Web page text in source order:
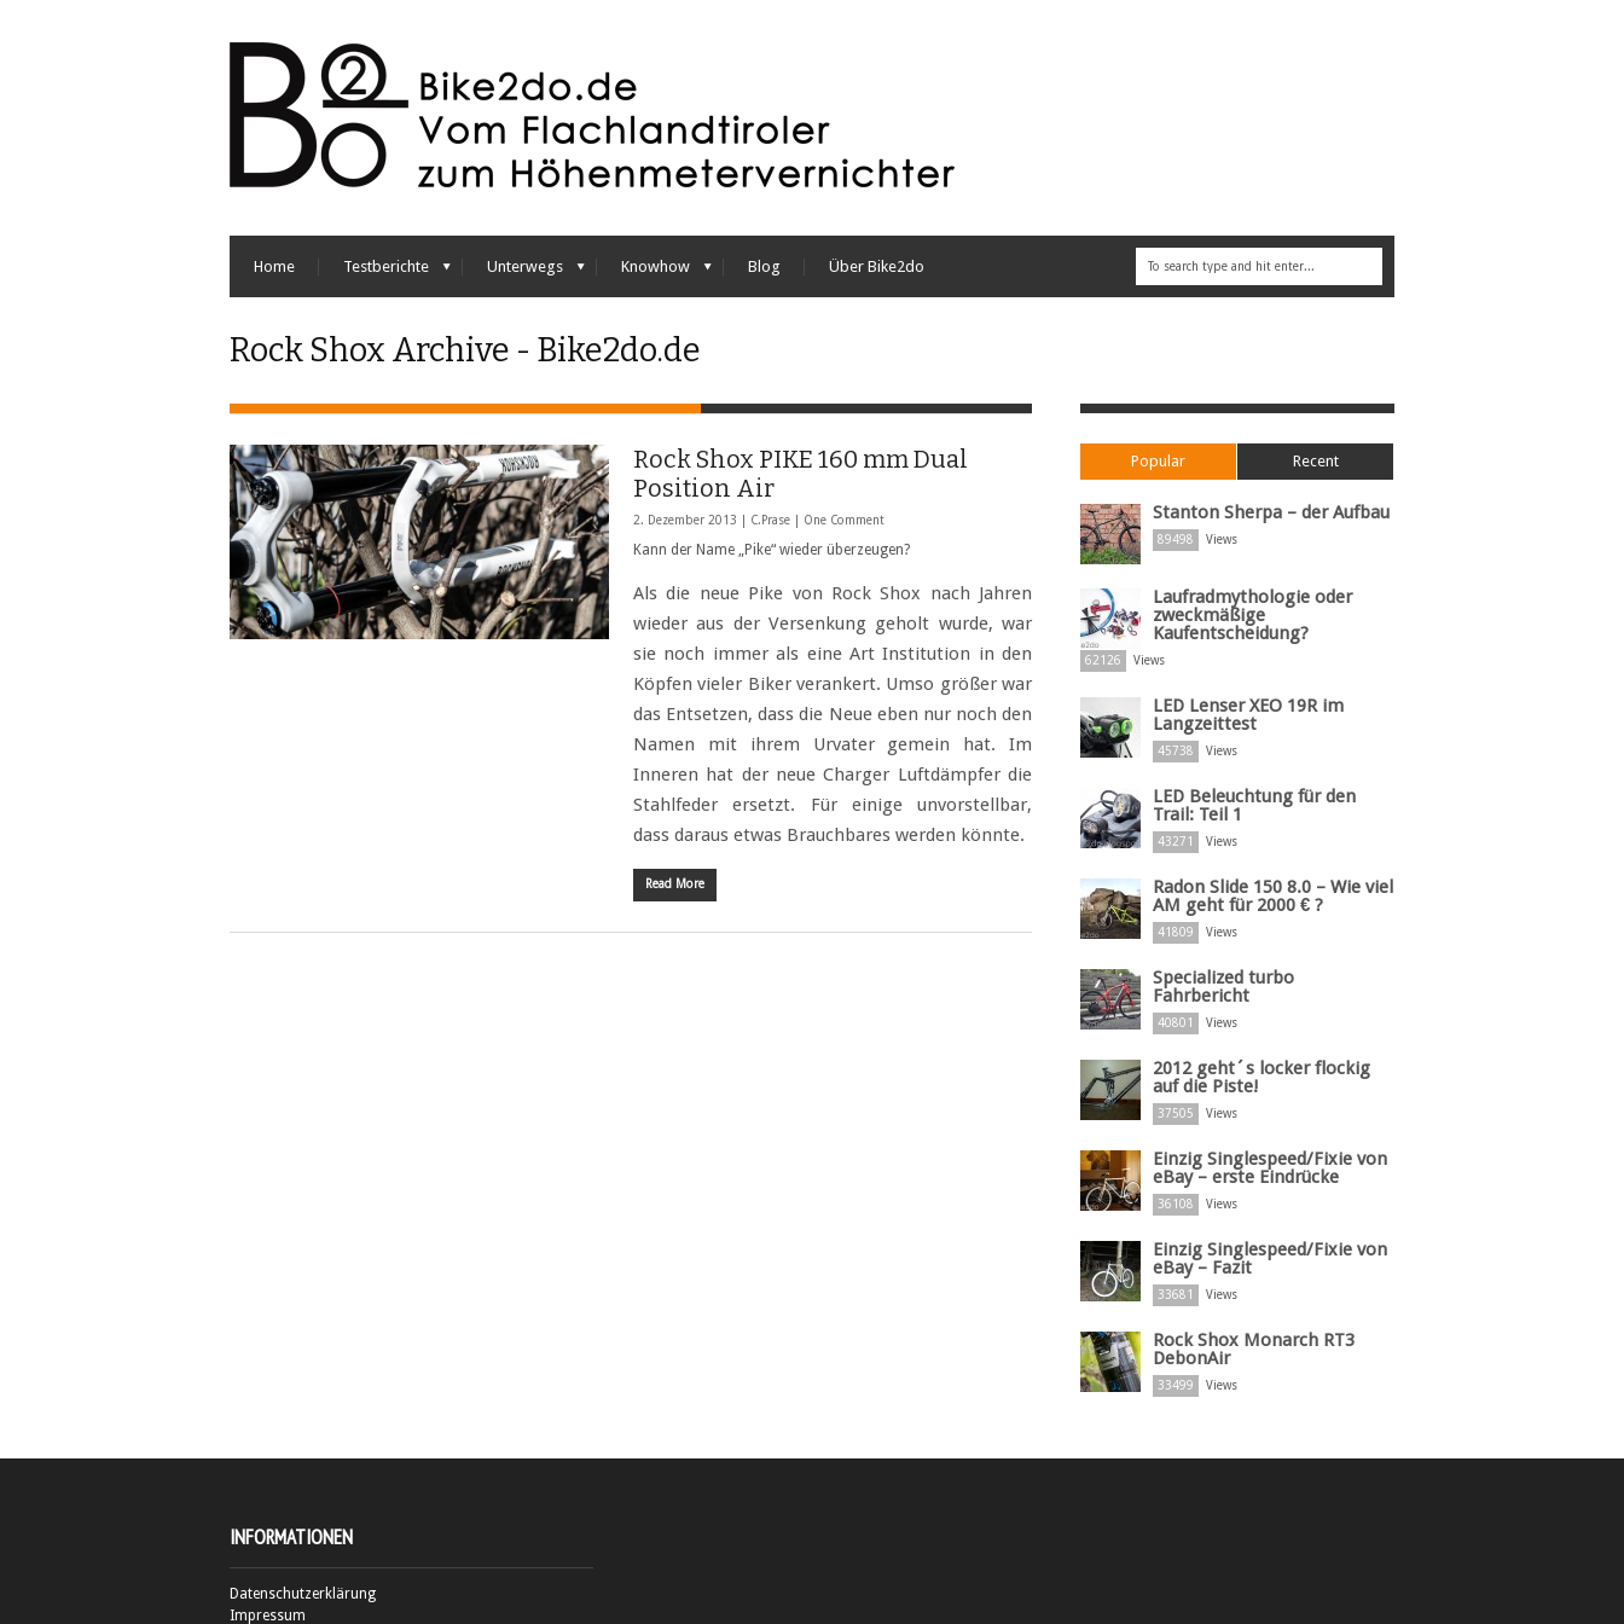
Home Testberichte Unterwegs Knowhow Blog Über Bike2do
Rock Shox Archive - Bike2do.de
Rock Shox PIKE 160 mm Dual
Position Air
2. Dezember 2013 | C.Prase One Comment
Kann der Name „Pike“ wieder überzeugen?
Als die neue Pike von Rock Shox nach Jahren
wieder aus der Versenkung geholt wurde, war
sie noch immer als eine Art Institution in den
Köpfen vieler Biker verankert. Umso größer war
das Entsetzen, dass die Neue eben nur noch den
Namen mit ihrem Urvater gemein hat. Im
Inneren hat der neue Charger Luftdämpfer die
Stahlfeder ersetzt. Für einige unvorstellbar,
dass daraus etwas Brauchbares werden könnte.
Read More
Popular Recent
Stanton Sherpa – der Aufbau
89498 Views
Laufradmythologie oder
zweckmäßige
Kaufentscheidung?
62126 Views
LED Lenser XEO 19R im
Langzeittest
45738 Views
LED Beleuchtung für den
Trail: Teil 1
43271 Views
Radon Slide 150 8.0 – Wie viel
AM geht für 2000 € ?
41809 Views
Specialized turbo
Fahrbericht
40801 Views
2012 geht´s locker flockig
auf die Piste!
37505 Views
Einzig Singlespeed/Fixie von
eBay – erste Eindrücke
36108 Views
Einzig Singlespeed/Fixie von
eBay – Fazit
33681 Views
Rock Shox Monarch RT3
DebonAir
33499 Views
INFORMATIONEN
Datenschutzerklärung
Impressum